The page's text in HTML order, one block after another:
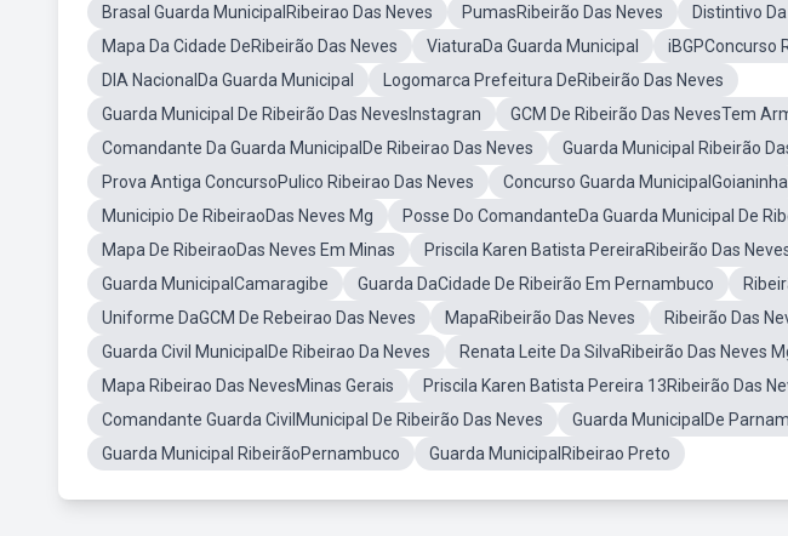
Brasal Guarda MunicipalRibeirao Das Neves
PumasRibeirão Das Neves
Distintivo
Mapa Da Cidade DeRibeirão Das Neves
ViaturaDa Guarda Municipal
iBGPConcurso
DIA NacionalDa Guarda Municipal
Logomarca Prefeitura DeRibeirão Das Neves
Guarda Municipal De Ribeirão Das NevesInstagran
GCM De Ribeirão Das NevesTem
Comandante Da Guarda MunicipalDe Ribeirao Das Neves
Guarda Municipal Ribeirão
Prova Antiga ConcursoPulico Ribeirao Das Neves
Concurso Guarda MunicipalGoianinha
Municipio De RibeiraoDas Neves Mg
Posse Do ComandanteDa Guarda Municipal De
Mapa De RibeiraoDas Neves Em Minas
Priscila Karen Batista PereiraRibeirão Das
Guarda MunicipalCamaragibe
Guarda DaCidade De Ribeirão Em Pernambuco
Uniforme DaGCM De Rebeirao Das Neves
MapaRibeirão Das Neves
Ribeirão Das
Guarda Civil MunicipalDe Ribeirao Da Neves
Renata Leite Da SilvaRibeirão Das Neves
Mapa Ribeirao Das NevesMinas Gerais
Priscila Karen Batista Pereira 13Ribeirão Das
Comandante Guarda CivilMunicipal De Ribeirão Das Neves
Guarda MunicipalDe
Guarda Municipal RibeirãoPernambuco
Guarda MunicipalRibeirao Preto